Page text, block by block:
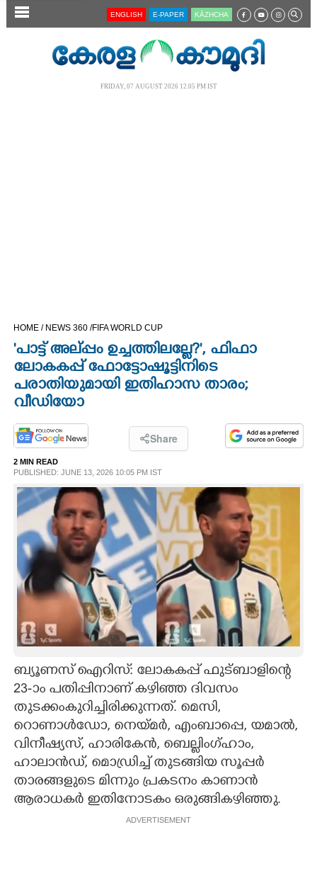
SECTIONS
CINEMA
OPINION
SPIRITUAL
INFO+
ART
ZOOM
CONTACT US
ENGLISH E-PAPER KĀZHCHA
FRIDAY, 07 AUGUST 2026 12.05 PM IST
HOME / NEWS 360 /FIFA WORLD CUP
'പാട്ട് അല്‌പ്പം ഉച്ചത്തിലല്ലേ?'​,​ ഫിഫാ
ലോകകപ്പ് ഫോട്ടോഷൂട്ടിനിടെ
പരാതിയുമായി ഇതിഹാസ താരം;
വീഡിയോ
Share
2 MIN READ
PUBLISHED: JUNE 13, 2026 10:05 PM IST
ബ്യൂണസ് ഐറിസ്: ലോകകപ്പ് ഫുട്ബാളിന്റെ
23-ാം പതിപ്പിനാണ് കഴിഞ്ഞ ദിവസം
തുടക്കംകുറിച്ചിരിക്കുന്നത്. മെസി,
റൊണാൾഡോ, നെയ്മർ, എംബാപ്പെ, യമാൽ,
വിനീഷ്യസ്, ഹാരികേൻ, ബെല്ലിംഗ്ഹാം,
ഹാലാൻഡ്, മൊഡ്രിച്ച് തുടങ്ങിയ സൂപ്പർ
താരങ്ങളുടെ മിന്നും പ്രകടനം കാണാൻ
ആരാധകർ ഇതിനോടകം ഒരുങ്ങികഴിഞ്ഞു.
ADVERTISEMENT